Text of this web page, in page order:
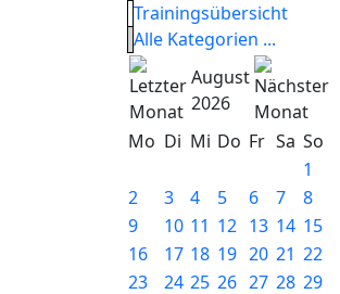
Trainingsübersicht
Alle Kategorien ...
August
2026
Mo Di Mi Do Fr Sa So
1
2
3 4 5 6 7
8
9
10 11 12 13 14 15
16
17 18 19 20 21 22
23
24 25 26 27 28 29